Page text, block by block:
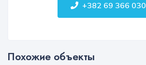
+382 69 366 030
Похожие объекты